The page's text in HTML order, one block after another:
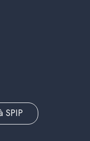
SPIP